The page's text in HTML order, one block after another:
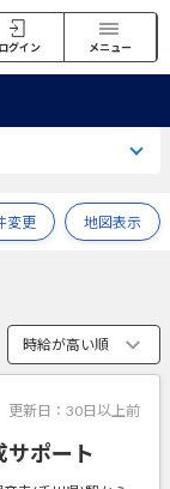
ログイン メニュー
変更 地図表示
更新日： 30日以上前
サポート